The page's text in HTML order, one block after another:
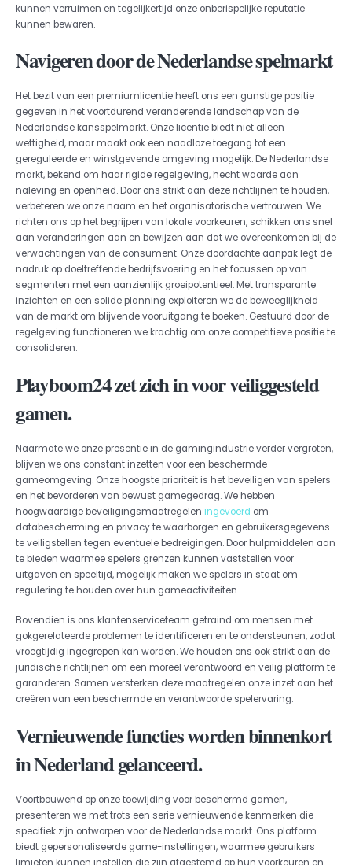
kunnen verruimen en tegelijkertijd onze onberispelijke reputatie
kunnen bewaren.
Navigeren door de Nederlandse spelmarkt
Het bezit van een premiumlicentie heeft ons een gunstige positie
gegeven in het voortdurend veranderende landschap van de
Nederlandse kansspelmarkt. Onze licentie biedt niet alleen
wettigheid, maar maakt ook een naadloze toegang tot een
gereguleerde en winstgevende omgeving mogelijk. De Nederlandse
markt, bekend om haar rigide regelgeving, hecht waarde aan
naleving en openheid. Door ons strikt aan deze richtlijnen te houden,
verbeteren we onze naam en het organisatorische vertrouwen. We
richten ons op het begrijpen van lokale voorkeuren, schikken ons snel
aan veranderingen aan en bewijzen aan dat we overeenkomen bij de
verwachtingen van de consument. Onze doordachte aanpak legt de
nadruk op doeltreffende bedrijfsvoering en het focussen op van
segmenten met een aanzienlijk groeipotentieel. Met transparante
inzichten en een solide planning exploiteren we de beweeglijkheid
van de markt om blijvende vooruitgang te boeken. Gestuurd door de
regelgeving functioneren we krachtig om onze competitieve positie te
consolideren.
Playboom24 zet zich in voor veiliggesteld
gamen.
Naarmate we onze presentie in de gamingindustrie verder vergroten,
blijven we ons constant inzetten voor een beschermde
gameomgeving. Onze hoogste prioriteit is het beveiligen van spelers
en het bevorderen van bewust gamegedrag. We hebben
hoogwaardige beveiligingsmaatregelen ingevoerd om
databescherming en privacy te waarborgen en gebruikersgegevens
te veiligstellen tegen eventuele bedreigingen. Door hulpmiddelen aan
te bieden waarmee spelers grenzen kunnen vaststellen voor
uitgaven en speeltijd, mogelijk maken we spelers in staat om
regulering te houden over hun gameactiviteiten.
Bovendien is ons klantenserviceteam getraind om mensen met
gokgerelateerde problemen te identificeren en te ondersteunen, zodat
vroegtijdig ingegrepen kan worden. We houden ons ook strikt aan de
juridische richtlijnen om een moreel verantwoord en veilig platform te
garanderen. Samen versterken deze maatregelen onze inzet aan het
creëren van een beschermde en verantwoorde spelervaring.
Vernieuwende functies worden binnenkort
in Nederland gelanceerd.
Voortbouwend op onze toewijding voor beschermd gamen,
presenteren we met trots een serie vernieuwende kenmerken die
specifiek zijn ontworpen voor de Nederlandse markt. Ons platform
biedt gepersonaliseerde game-instellingen, waarmee gebruikers